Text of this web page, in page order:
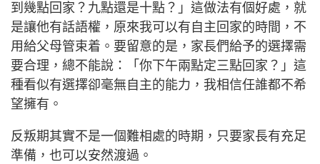
到幾點回家？九點還是十點？」這做法有個好處，就
是讓他有話語權，原來我可以有自主回家的時間，不
用給父母管束着。要留意的是，家長們給予的選擇需
要合理，總不能說：「你下午兩點定三點回家？」這
種看似有選擇卻毫無自主的能力，我相信任誰都不希
望擁有。
反叛期其實不是一個難相處的時期，只要家長有充足
準備，也可以安然渡過。